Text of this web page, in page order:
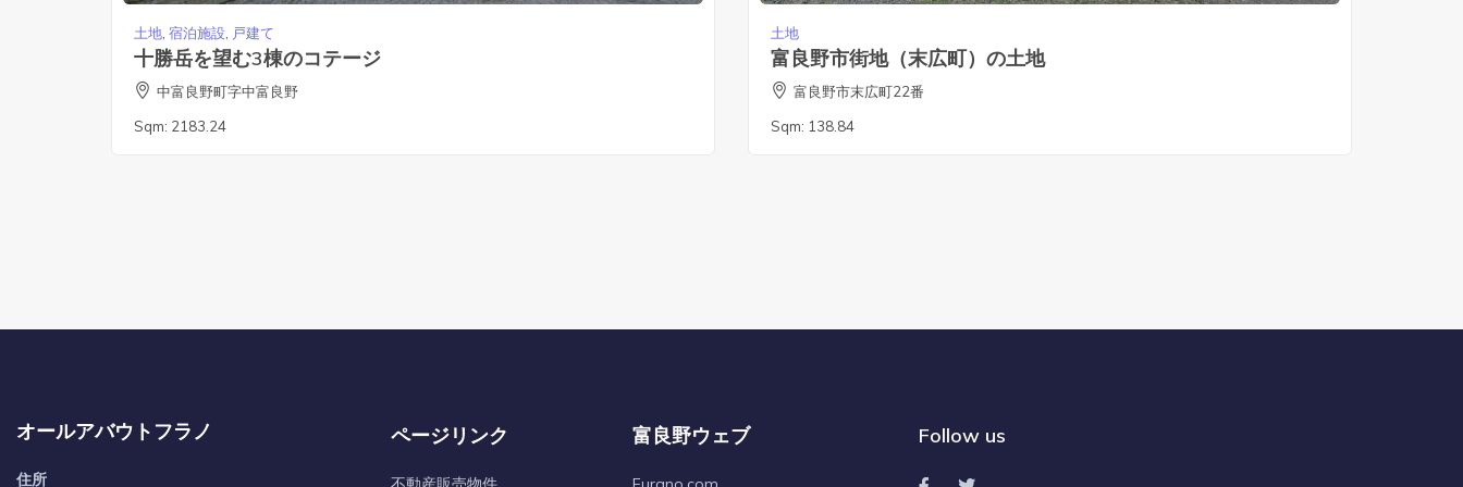
土地 宿泊施設 戸建て
十勝岳を望む3棟のコテージ
中富良野町字中富良野
Sqm: 2183.24
土地
富良野市街地（末広町）の土地
富良野市末広町22番
Sqm: 138.84
オールアバウトフラノ
住所
ページリンク 富良野ウェブ Follow us